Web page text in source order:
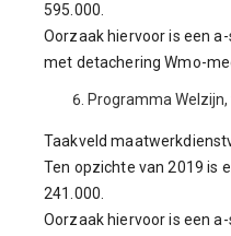
595.000.
Oorzaak hiervoor is een
met detachering Wmo-
Programma
Taakveld
Ten opzichte van 2019 is
241.000.
Oorzaak hiervoor is een